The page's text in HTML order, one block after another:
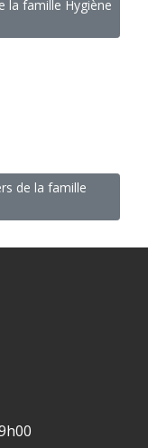
la famille Hygiène
de la famille